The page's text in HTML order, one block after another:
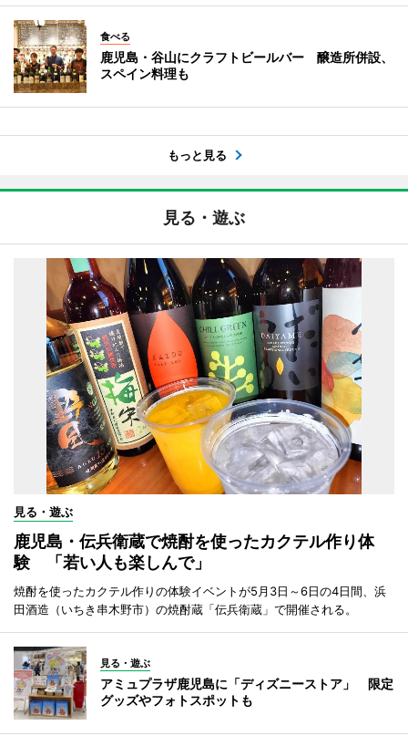
食べる
鹿児島・谷山にクラフトビールバー 醸造所併設、
スペイン料理も
もっと見る
見る・遊ぶ
見る・遊ぶ
鹿児島・伝兵衛蔵で焼酎を使ったカクテル作り体
験 「若い人も楽しんで」
焼酎を使ったカクテル作りの体験イベントが5月3日～6日の4日間、浜
田酒造（いちき串木野市）の焼酎蔵「伝兵衛蔵」で開催される。
見る・遊ぶ
アミュプラザ鹿児島に「ディズニーストア」 限定
グッズやフォトスポットも